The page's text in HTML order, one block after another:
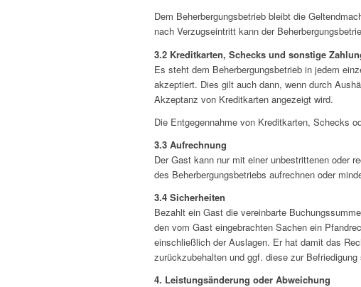
Dem Beherbergungsbetrieb bleibt die
nach Verzugseintritt kann der
3.2 Kreditkarten, Schecks und sonstige
Es steht dem Beherbergungsbetrieb in jedem
akzeptiert. Dies gilt auch dann, wenn durch
Akzeptanz von Kreditkarten angezeigt wird.
Die Entgegennahme von Kreditkarten, Schecks
3.3 Aufrechnung
Der Gast kann nur mit einer unbestrittenen oder
des Beherbergungsbetriebs aufrechnen oder
3.4 Sicherheiten
Bezahlt ein Gast die vereinbarte
den vom Gast eingebrachten Sachen ein
einschließlich der Auslagen. Er hat damit das
zurückzubehalten und ggf. diese zur
4. Leistungsänderung oder Abweichung